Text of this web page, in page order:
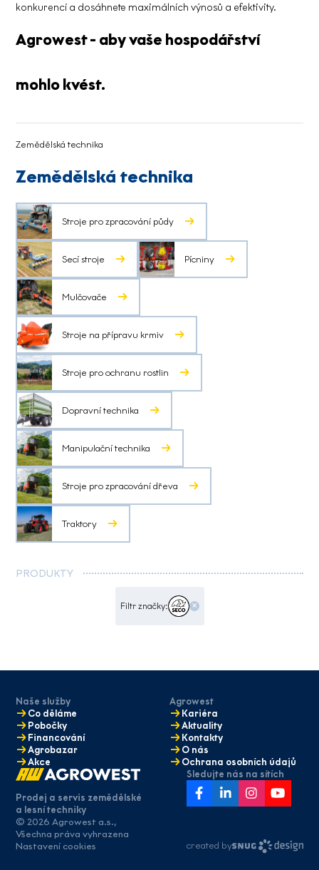
konkurencí a dosáhnete maximálních výnosů a efektivity.
Agrowest - aby vaše hospodářství
mohlo kvést.
Zemědělská technika
Zemědělská technika
Stroje pro zpracování půdy
Secí stroje Pícniny
Mulčovače
Stroje na přípravu krmiv
Stroje pro ochranu rostlin
Dopravní technika
Manipulační technika
Stroje pro zpracování dřeva
Traktory
PRODUKTY
Filtr značky: ×
Prodej a servis zemědělské
a lesní techniky
© 2026 Agrowest a.s.,
Všechna práva vyhrazena
Nastavení cookies
Naše služby
Co děláme
Pobočky
Financování
Agrobazar
Akce
Agrowest
Kariéra
Aktuality
Kontakty
O nás
Ochrana osobních údajů
Sledujte nás na sítích
created by
o naše služby?